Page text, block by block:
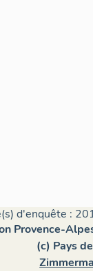
d'enquête :
Provence-
(c) Pays